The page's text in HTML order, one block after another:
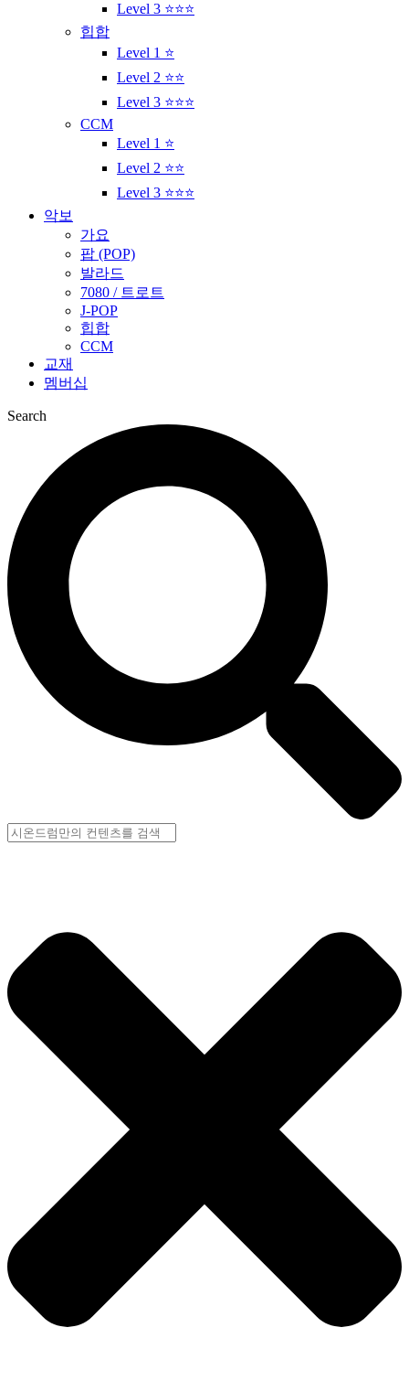
Level 3 ⭐⭐⭐
힙합
Level 1 ⭐
Level 2 ⭐⭐
Level 3 ⭐⭐⭐
CCM
Level 1 ⭐
Level 2 ⭐⭐
Level 3 ⭐⭐⭐
악보
가요
팝 (POP)
발라드
7080 / 트로트
J-POP
힙합
CCM
교재
멤버십
Search